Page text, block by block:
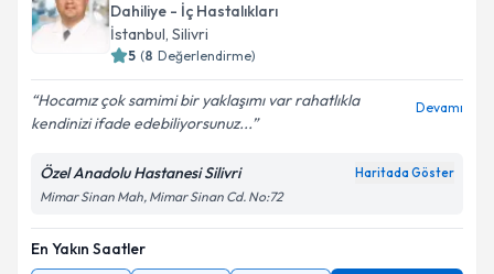
Dahiliye - İç Hastalıkları
İstanbul, Silivri
5 (8 Değerlendirme)
Hocamız çok samimi bir yaklaşımı var rahatlıkla
kendinizi ifade edebiliyorsunuz...
Devamı
Özel Anadolu Hastanesi Silivri Haritada Göster
Mimar Sinan Mah, Mimar Sinan Cd. No:72
En Yakın Saatler